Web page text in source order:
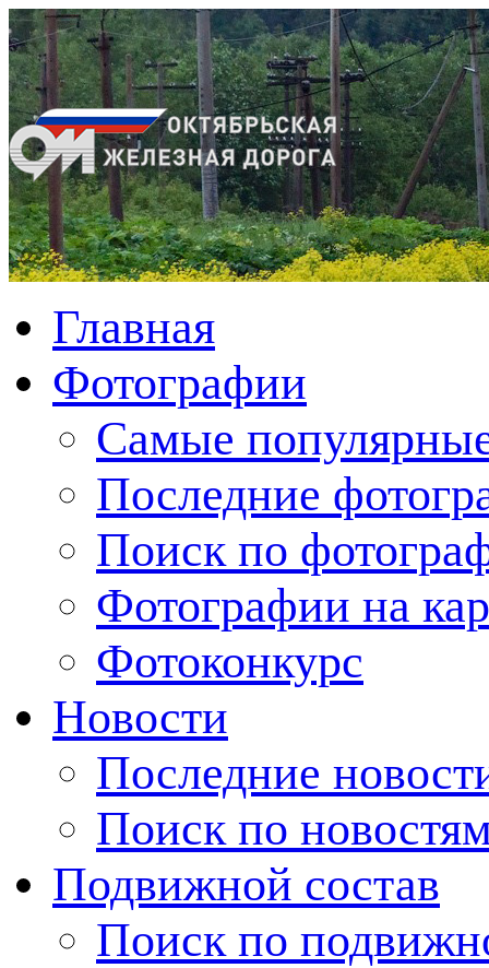
Главная
Фотографии
Cамые
Последние
Поиск по
Фотографии на
Фотоконкурс
Новости
Последние
Поиск по
Подвижной состав
Поиск по